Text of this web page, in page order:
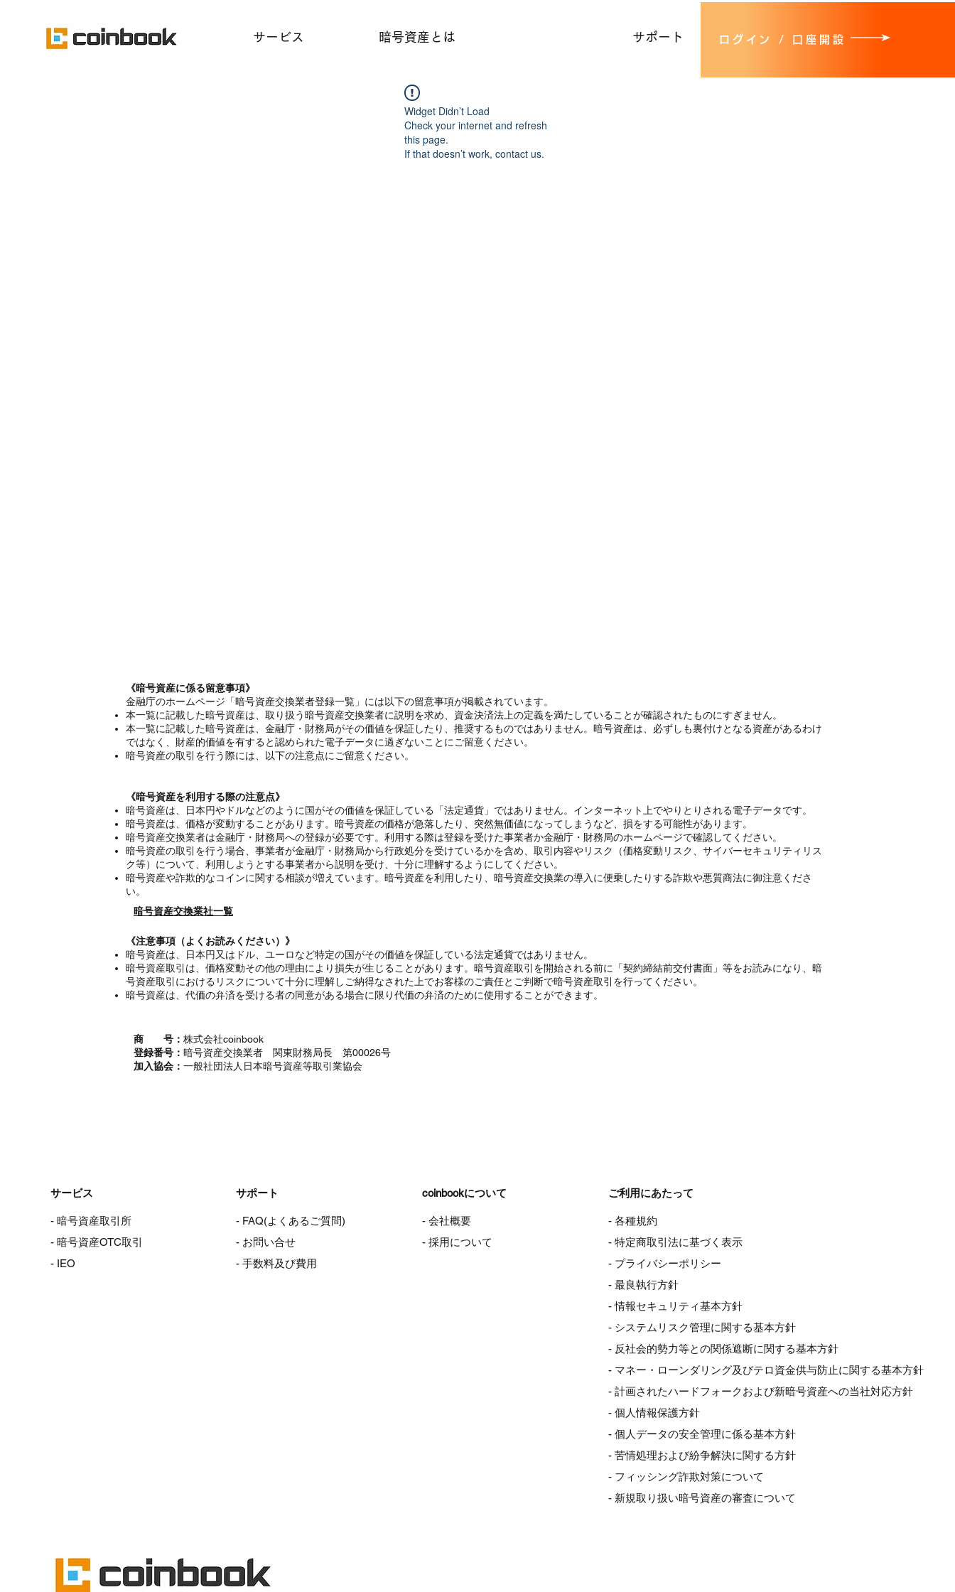
​サービス 暗号資産とは サポート ログイン / 口座開設
Widget Didn’t Load
Check your internet and refresh
this page.
If that doesn’t work, contact us.
《暗号資産に係る留意事項》
金融庁のホームページ「暗号資産交換業者登録一覧」には以下の留意事項が掲載されています。
本一覧に記載した暗号資産は、取り扱う暗号資産交換業者に説明を求め、資金決済法上の定義を満たしていることが確認されたものにすぎません。
本一覧に記載した暗号資産は、金融庁・財務局がその価値を保証したり、推奨するものではありません。暗号資産は、必ずしも裏付けとなる資産があるわけ
ではなく、財産的価値を有すると認められた電子データに過ぎないことにご留意ください。
暗号資産の取引を行う際には、以下の注意点にご留意ください。
《暗号資産を利用する際の注意点》
暗号資産は、日本円やドルなどのように国がその価値を保証している「法定通貨」ではありません。インターネット上でやりとりされる電子データです。
暗号資産は、価格が変動することがあります。暗号資産の価格が急落したり、突然無価値になってしまうなど、損をする可能性があります。
暗号資産交換業者は金融庁・財務局への登録が必要です。利用する際は登録を受けた事業者か金融庁・財務局のホームページで確認してください。
暗号資産の取引を行う場合、事業者が金融庁・財務局から行政処分を受けているかを含め、取引内容やリスク（価格変動リスク、サイバーセキュリティリス
ク等）について、利用しようとする事業者から説明を受け、十分に理解するようにしてください。
暗号資産や詐欺的なコインに関する相談が増えています。暗号資産を利用したり、暗号資産交換業の導入に便乗したりする詐欺や悪質商法に御注意くださ
い。
暗号資産交換業社一覧
《注意事項（よくお読みください）》
暗号資産は、日本円又はドル、ユーロなど特定の国がその価値を保証している法定通貨ではありません。
暗号資産取引は、価格変動その他の理由により損失が生じることがあります。暗号資産取引を開始される前に「契約締結前交付書面」等をお読みになり、暗
号資産取引におけるリスクについて十分に理解しご納得なされた上でお客様のご責任とご判断で暗号資産取引を行ってください。
暗号資産は、代価の弁済を受ける者の同意がある場合に限り代価の弁済のために使用することができます。
商 号： 株式会社coinbook
登録番号： 暗号資産交換業者 関東財務局長 第00026号
加入協会： 一般社団法人日本暗号資産等取引業協会
coinbookについて
- 会社概要
- 採用について
サポート
- FAQ(よくあるご質問)
- お問い合せ
- 手数料及び費用
サービス
- 暗号資産取引所
- 暗号資産OTC取引
- IEO
ご利用にあたって
- 各種規約
- 特定商取引法に基づく表示
- プライバシーポリシー
- 最良執行方針
- 情報セキュリティ基本方針
- システムリスク管理に関する基本方針
- 反社会的勢力等との関係遮断に関する基本方針
- マネー・ローンダリング及びテロ資金供与防止に関する基本方針
- 計画されたハードフォークおよび新暗号資産への当社対応方針
- 個人情報保護方針
- 個人データの安全管理に係る基本方針
- 苦情処理および紛争解決に関する方針
- フィッシング詐欺対策について
- 新規取り扱い暗号資産の審査について